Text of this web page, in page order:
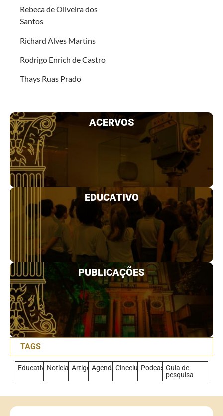
ACERVOS
EDUCATIVO
PUBLICAÇÕES
TAGS
EducativoNotíciasArtigo Agenda CineclubPodcastGuia de
pesquisa
Rebeca de Oliveira dos
Santos
Richard Alves Martins
Rodrigo Enrich de Castro
Thays Ruas Prado